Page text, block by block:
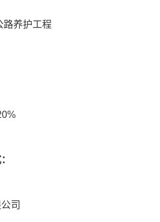
路养护工程
司